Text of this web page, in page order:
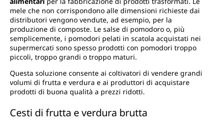
mele che non corrispondono alle dimensioni richieste dai
distributori vengono vendute, ad esempio, per la
produzione di composte. Le salse di pomodoro o, più
semplicemente, i pomodori pelati in scatola acquistati nei
supermercati sono spesso prodotti con pomodori troppo
piccoli, troppo grandi o troppo maturi.
Questa soluzione consente ai coltivatori di vendere grandi
volumi di frutta e verdura e ai produttori di acquistare
prodotti di buona qualità a prezzi ridotti.
Cesti di frutta e verdura brutta